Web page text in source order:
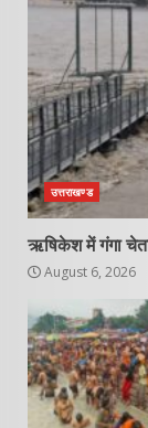
उत्तराखण्ड
ऋषिकेश में गंगा
August 6, 2026